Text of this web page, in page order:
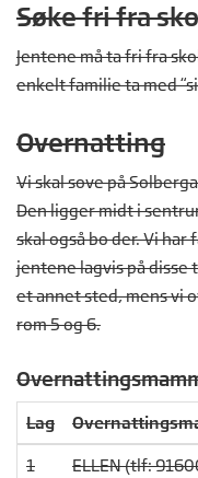
Søke fri fra
Jentene må ta fri fra
enkelt familie ta med
Overnatting
Vi skal sove på
Den ligger midt i
skal også bo der. Vi
jentene lagvis på disse
et annet sted, mens vi
rom 5 og 6.
Lag
1 ELLEN (tlf: